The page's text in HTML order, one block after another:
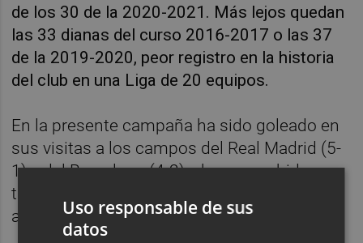
de los 30 de la 2020-2021. Más lejos quedan
las 33 dianas del curso 2016-2017 o las 37
de la 2019-2020, peor registro en la historia
del club en una Liga de 20 equipos.
En la presente campaña ha sido goleado en
sus visitas a los campos del Real Madrid (5-
1) y del Barcelona (4-2) y ha sucumbido
también con claridad en otros duelos como
ante el Atlético (2-0) o el Betis (3-0).
Uso responsable de sus
datos